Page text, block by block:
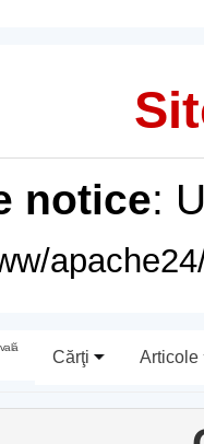
notice:
Cărţi Articole